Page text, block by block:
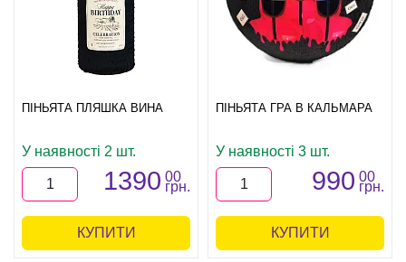
ПІНЬЯТА ПЛЯШКА ВИНА
У наявності 2 шт.
1390 00
грн.
КУПИТИ
ПІНЬЯТА ГРА В КАЛЬМАРА
У наявності 3 шт.
990 00
грн.
КУПИТИ